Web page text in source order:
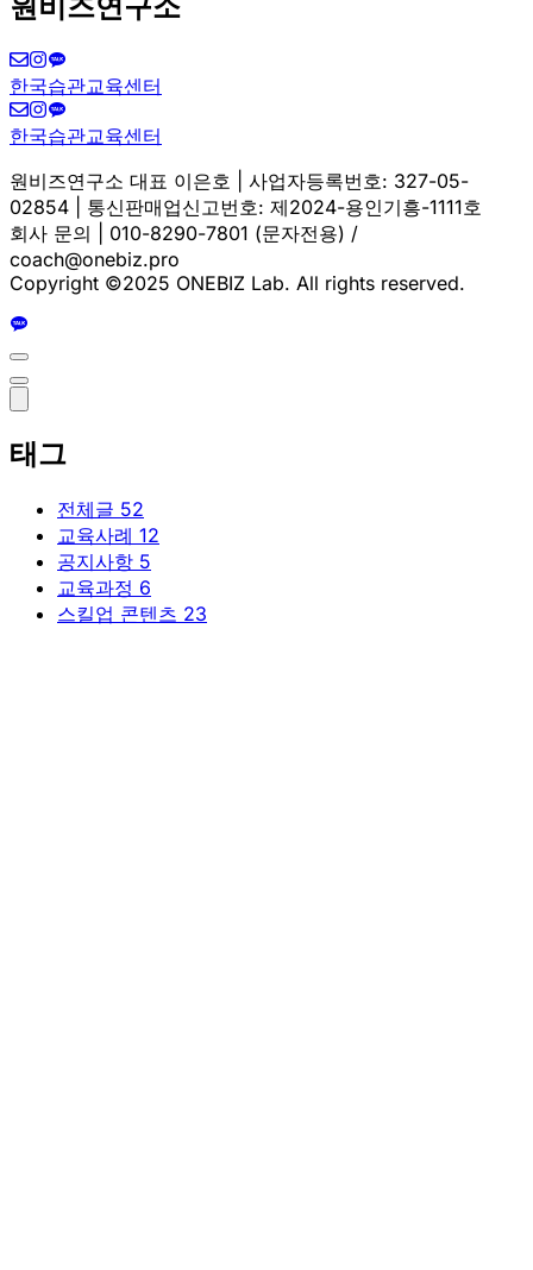
한국습관교육센터
한국습관교육센터
원비즈연구소 대표 이은호 | 사업자등록번호: 327-05-
02854 | 통신판매업신고번호: 제2024-용인기흥-1111호
회사 문의 | 010-8290-7801 (문자전용) /
coach@onebiz.pro
Copyright ©2025 ONEBIZ Lab. All rights reserved.
태그
전체글 52
교육사례 12
공지사항 5
교육과정 6
스킬업 콘텐츠 23